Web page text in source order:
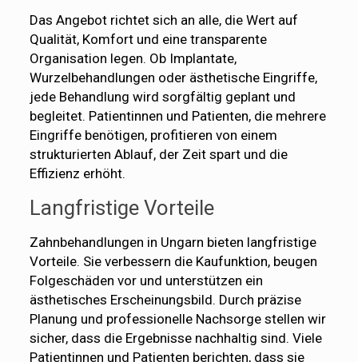
Das Angebot richtet sich an alle, die Wert auf
Qualität, Komfort und eine transparente
Organisation legen. Ob Implantate,
Wurzelbehandlungen oder ästhetische Eingriffe,
jede Behandlung wird sorgfältig geplant und
begleitet. Patientinnen und Patienten, die mehrere
Eingriffe benötigen, profitieren von einem
strukturierten Ablauf, der Zeit spart und die
Effizienz erhöht.
Langfristige Vorteile
Zahnbehandlungen in Ungarn bieten langfristige
Vorteile. Sie verbessern die Kaufunktion, beugen
Folgeschäden vor und unterstützen ein
ästhetisches Erscheinungsbild. Durch präzise
Planung und professionelle Nachsorge stellen wir
sicher, dass die Ergebnisse nachhaltig sind. Viele
Patientinnen und Patienten berichten, dass sie